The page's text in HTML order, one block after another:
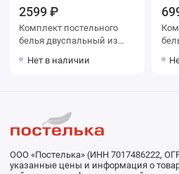
2599 ₽
Комплект постельного
белья двуспальный из
50х70 2 шт Надписи The
Нет в наличии
белья
ООО «Постелька» (ИНН 7017486222,
указанные цены и информация о